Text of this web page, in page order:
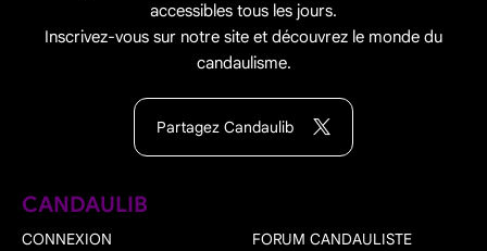
accessibles tous les jours.
Inscrivez-vous sur notre site et découvrez le monde du
candaulisme.
Partagez Candaulib
CANDAULIB
CONNEXION
FORUM CANDAULISTE